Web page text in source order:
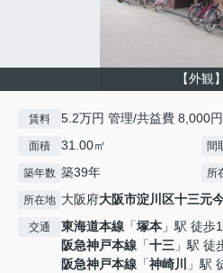
【外観】
賃料 5.2万円 管理/共益費 8,000円
面積 31.00㎡ 間
築年数 築39年 所
所在地 大阪府大阪市淀川区十三元
交通 東海道本線 「塚本 」駅 徒歩
阪急神戸本線 「十三 」駅 徒
阪急神戸本線 「神崎川 」駅